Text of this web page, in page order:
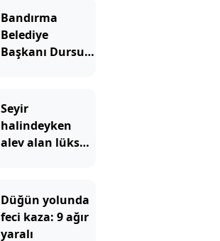
Bandırma
Belediye
Başkanı Dursun
Seyir
halindeyken
alev alan lüks
hale geldi
Düğün yolunda
feci kaza: 9 ağır
yaralı